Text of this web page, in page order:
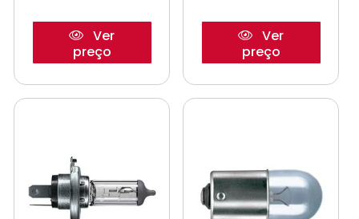
Ver
preço
Ver
preço